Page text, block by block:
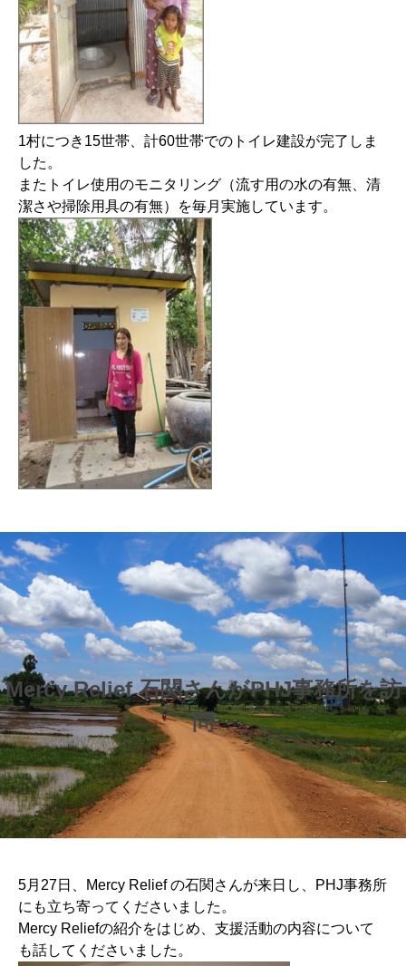
1村につき15世帯、計60世帯でのトイレ建設が完了しま
した。
またトイレ使用のモニタリング（流す用の水の有無、清
潔さや掃除用具の有無）を毎月実施しています。
Mercy Relief 石関さんがPHJ事務所を訪
問
5月27日、Mercy Relief の石関さんが来日し、PHJ事務所
にも立ち寄ってくださいました。
Mercy Reliefの紹介をはじめ、支援活動の内容について
も話してくださいました。